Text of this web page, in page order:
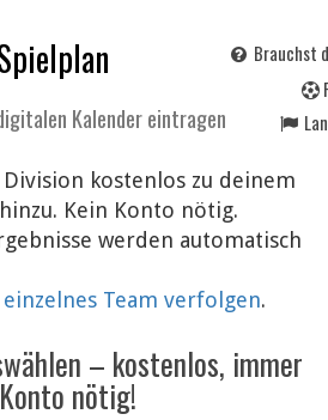
Kalender eintragen
Brauchst
kostenlos zu deinem
Kein Konto nötig.
werden automatisch
Team verfolgen.
– kostenlos, immer
nötig!